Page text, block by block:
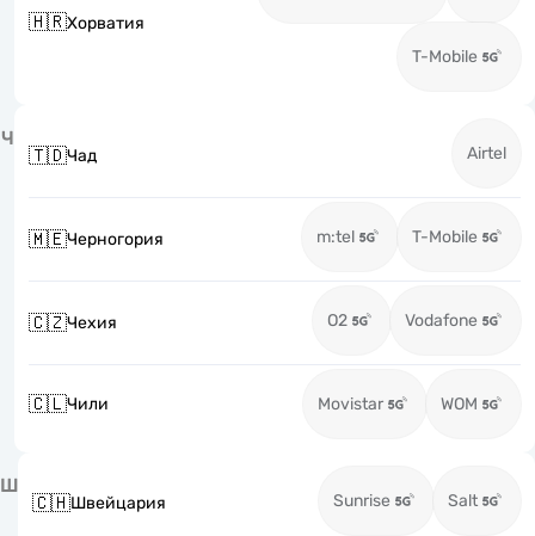
🇭🇷Хорватия
T-Mobile
Ч
🇹🇩Чад Airtel
🇲🇪Черногория m:tel T-Mobile
🇨🇿Чехия O2 Vodafone
🇨🇱Чили Movistar WOM
Ш
🇨🇭Швейцария Sunrise Salt